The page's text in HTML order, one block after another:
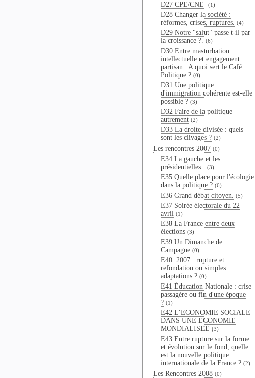
D27 CPE/CNE (1)
D28 Changer la société :
réformes, crises, ruptures. (4)
D29 Notre "salut" passe t-il par
la croissance ?. (6)
D30 Entre masturbation
intellectuelle et engagement
partisan : A quoi sert le Café
Politique ? (0)
D31 Une politique
d'immigration cohérente est-elle
possible ? (3)
D32 Faire de la politique
autrement (2)
D33 La droite divisée : quels
sont les clivages ? (2)
Les rencontres 2007 (0)
E34 La gauche et les
présidentielles.. (3)
E35 Quelle place pour l'écologie
dans la politique ? (6)
E36 Grand débat citoyen. (5)
E37 Soirée électorale du 22
avril (1)
E38 La France entre deux
élections (3)
E39 Un Dimanche de
Campagne (0)
E40. 2007 : rupture et
refondation ou simples
adaptations ? (0)
E41 Éducation Nationale : crise
passagère ou fin d'une époque
? (1)
E42 L’ECONOMIE SOCIALE
DANS UNE ECONOMIE
MONDIALISEE (3)
E43 Entre rupture sur la forme
et évolution sur le fond, quelle
est la nouvelle politique
internationale de la France ? (2)
Les Rencontres 2008 (0)